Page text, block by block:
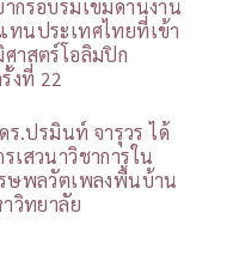
กรอบรมเข้มด้านงาน
นประเทศไทยที่เข้า
าสตร์โอลิมปิก
งที่ 22
ร.ปรมินท์ จารุวร ได้
เสวนาวิชาการใน
ษพลวัตเพลงพื้นบ้าน
วิทยาลัย